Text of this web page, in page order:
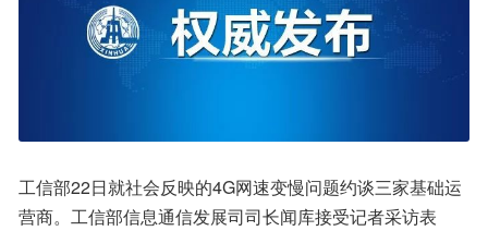
工信部22日就社会反映的4G网速变慢问题约谈三家基础运
营商。工信部信息通信发展司司长闻库接受记者采访表